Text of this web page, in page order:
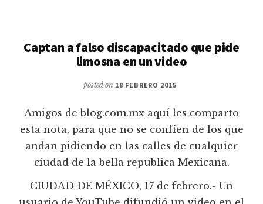
Captan a falso discapacitado que pide
limosna en un video
posted on 18 FEBRERO 2015
Amigos de blog.com.mx aquí les comparto
esta nota, para que no se confíen de los que
andan pidiendo en las calles de cualquier
ciudad de la bella republica Mexicana.
CIUDAD DE MÉXICO, 17 de febrero.- Un